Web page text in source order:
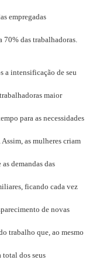
empregadas
das trabalhadoras.
a intensificação de seu
maior
para as necessidades
as mulheres criam
demandas das
ficando cada vez
de novas
trabalho que, ao mesmo
dos seus